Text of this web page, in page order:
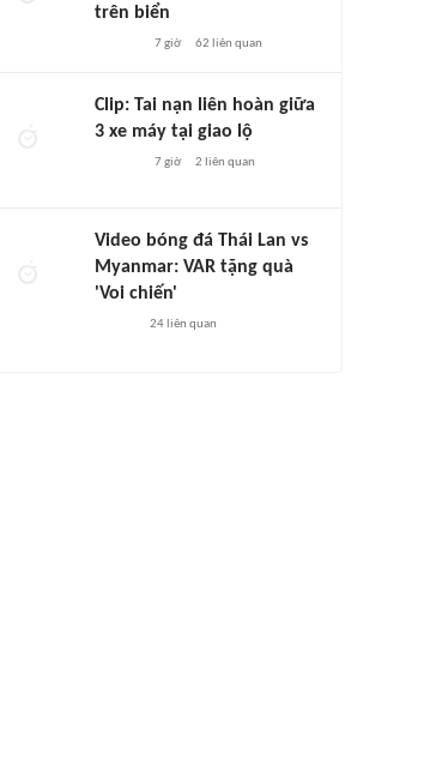
trên biển
7 giờ 62 liên quan
Clip: Tai nạn liên hoàn giữa
3 xe máy tại giao lộ
7 giờ 2 liên quan
Video bóng đá Thái Lan vs
Myanmar: VAR tặng quà
'Voi chiến'
24liên quan